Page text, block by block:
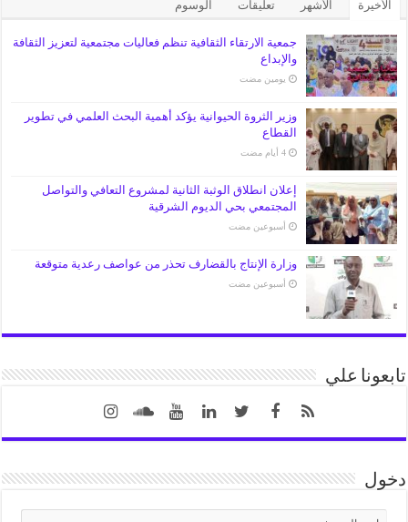
الأخيرة الأشهر تعليقات الوسوم
جمعية الارتقاء الثقافية تنظم فعاليات مجتمعية لتعزيز الثقافة
والإبداع
‏يومين مضت
وزير الثروة الحيوانية يؤكد أهمية البحث العلمي في تطوير
القطاع
إعلان انطلاق الوثبة الثانية لمشروع التعافي والتواصل
المجتمعي بحي الديوم الشرقية
‏أسبوعين مضت
وزارة الإنتاج بالقضارف تحذر من عواصف رعدية متوقعة
‏أسبوعين مضت
تابعونا علي
دخول